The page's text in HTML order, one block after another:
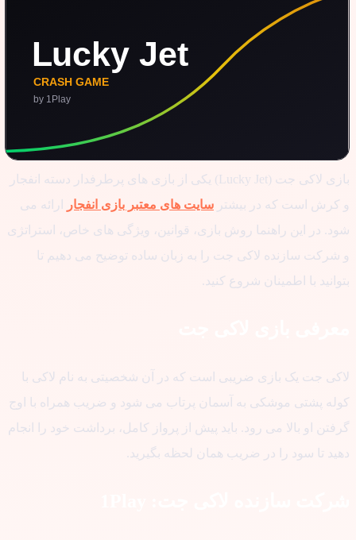
بازی لاکی جت (Lucky Jet) یکی از بازی های پرطرفدار دسته انفجار
است که در بیشترسایت های معتبر بازی انفجارارائه می
در این راهنما روش بازی، قوانین، ویژگی های خاص، استراتژی
سازنده لاکی جت را به زبان ساده توضیح می دهیم تا
با اطمینان شروع کنید.
جت یک بازی ضریبی است که در آن شخصیتی به نام لاکی با
پشتی موشکی به آسمان پرتاب می شود و ضریب همراه با اوج
او بالا می رود. باید پیش از پرواز کامل، برداشت خود را انجام
تا سود را در ضریب همان لحظه بگیرید.